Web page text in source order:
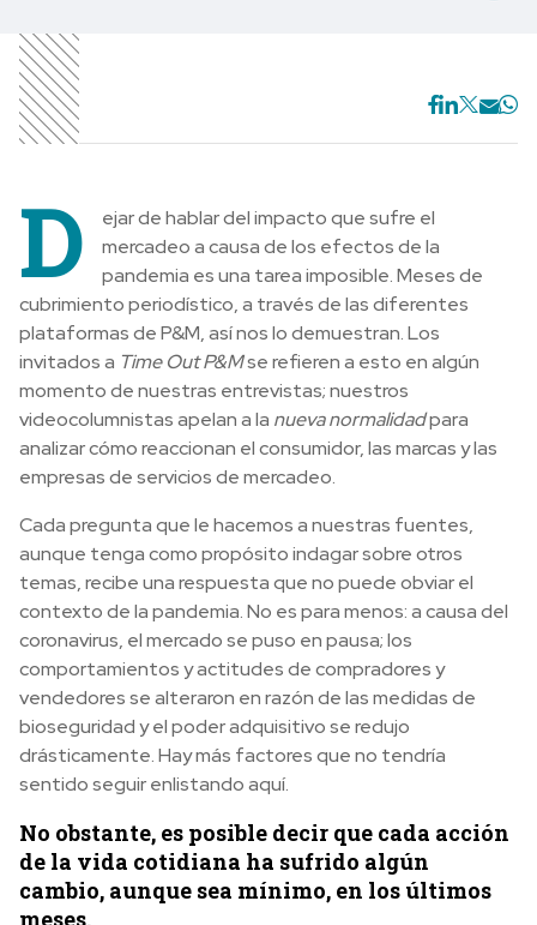
D
ejar de hablar del impacto que sufre el
mercadeo a causa de los efectos de la
pandemia es una tarea imposible. Meses de
cubrimiento periodístico, a través de las diferentes
plataformas de P&M, así nos lo demuestran. Los
invitados a Time Out P&Mse refieren a esto en algún
momento de nuestras entrevistas; nuestros
videocolumnistas apelan a la nueva normalidadpara
analizar cómo reaccionan el consumidor, las marcas y las
empresas de servicios de mercadeo.
Cada pregunta que le hacemos a nuestras fuentes,
aunque tenga como propósito indagar sobre otros
temas, recibe una respuesta que no puede obviar el
contexto de la pandemia. No es para menos: a causa del
coronavirus, el mercado se puso en pausa; los
comportamientos y actitudes de compradores y
vendedores se alteraron en razón de las medidas de
bioseguridad y el poder adquisitivo se redujo
drásticamente. Hay más factores que no tendría
sentido seguir enlistando aquí.
No obstante, es posible decir que cada acción
de la vida cotidiana ha sufrido algún
cambio, aunque sea mínimo, en los últimos